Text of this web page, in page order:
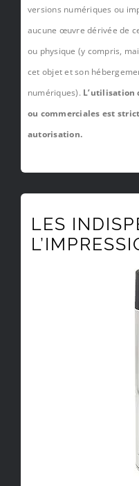
versions numériques ou
aucune œuvre dérivée de
ou physique (y compris,
cet objet et son
numériques). L’utilisation
ou commerciales est
autorisation.
LES